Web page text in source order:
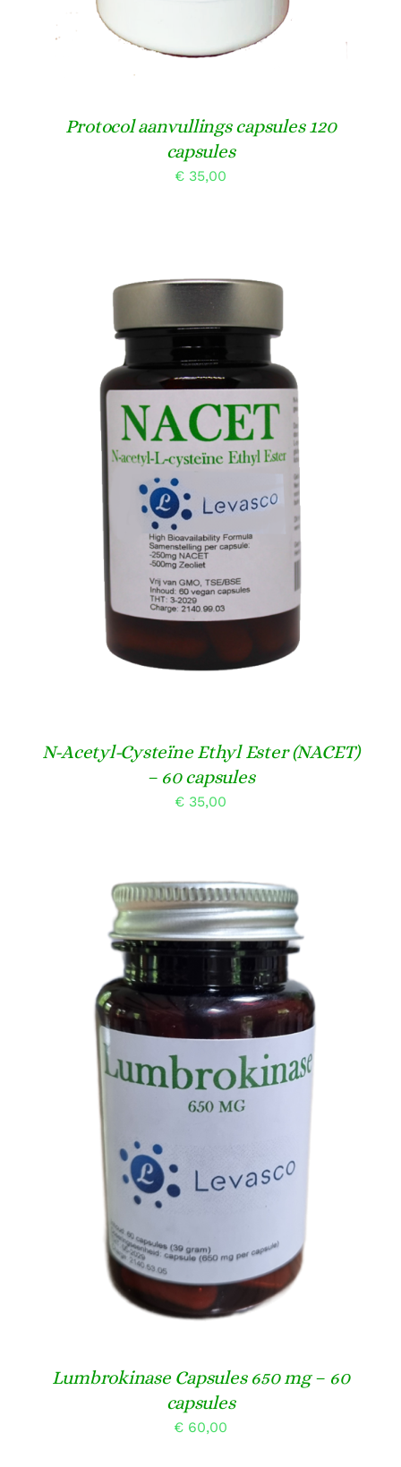
Protocol aanvullings capsules 120
capsules
€ 35,00
TOEVOEGEN AAN WINKELWAGEN
DETAILS
N-Acetyl-Cysteïne Ethyl Ester (NACET)
– 60 capsules
€ 35,00
TOEVOEGEN AAN WINKELWAGEN
DETAILS
Lumbrokinase Capsules 650 mg – 60
capsules
€ 60,00